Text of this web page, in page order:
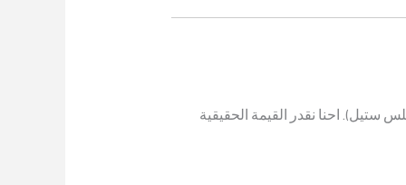
ستيل). احنا نقدر القيمة الحقيقية